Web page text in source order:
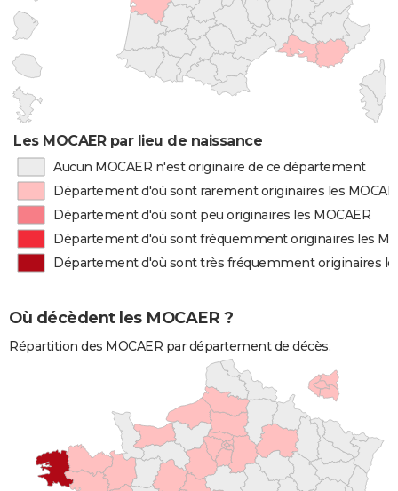
Les MOCAER par lieu de naissance
Aucun MOCAER n'est originaire de ce département
Département d'où sont rarement originaires les
Département d'où sont peu originaires les MOCAER
Département d'où sont fréquemment originaires les
Département d'où sont très fréquemment originaires
Où décèdent les MOCAER ?
Répartition des MOCAER par département de décès.